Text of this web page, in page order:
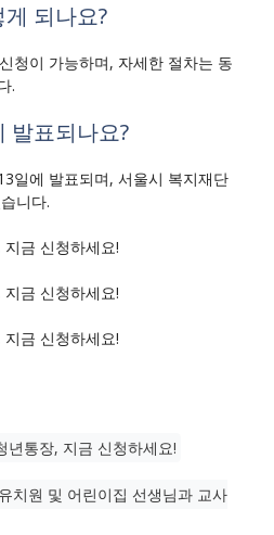
되나요?
청이 가능하며, 자세한 절차는 동
.
발표되나요?
일에 발표되며, 서울시 복지재단
니다.
금 신청하세요!
금 신청하세요!
금 신청하세요!
년통장, 지금 신청하세요!
치원 및 어린이집 선생님과 교사